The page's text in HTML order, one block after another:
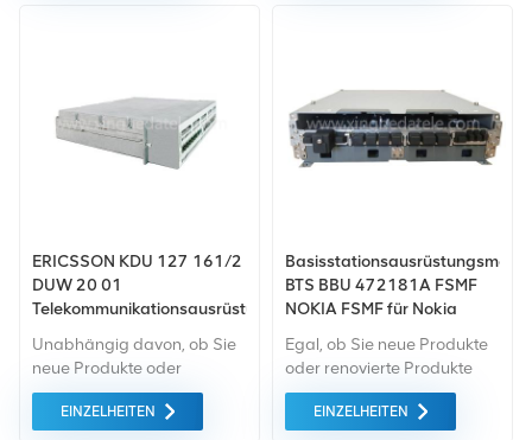
Schutz bestehender
Green-Market-Geräte der
ERICSSON KDU 127 161/2
DUW 20 01
Telekommunikationsausrüstung
Unabhängig davon, ob Sie
neue Produkte oder
renovierte Produkte
benötigen, ist eine
EINZELHEITEN
Basisstationsausrüstungsmodul
BTS BBU 472181A FSMF
NOKIA FSMF für Nokia
Egal, ob Sie neue Produkte
oder renovierte Produkte
benötigen, wir kümmern uns
um alles Garantie als
EINZELHEITEN